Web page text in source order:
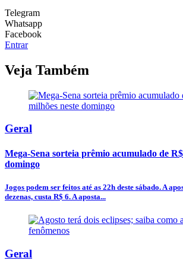
Telegram
Whatsapp
Facebook
Entrar
Veja Também
Geral
Mega-Sena sorteia prêmio acumulado de
domingo
Jogos podem ser feitos até as 22h deste sábado. A
dezenas, custa R$ 6. A aposta...
Geral